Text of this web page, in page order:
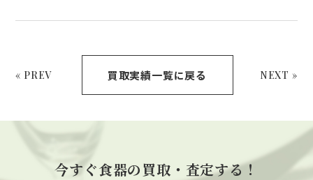
« PREV 買取実績一覧に戻る NEXT »
今すぐ食器の買取・査定する！